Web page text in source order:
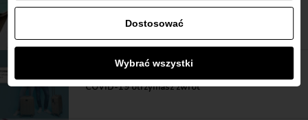
Dlaczego warto wykupić ubezpieczenie
ARTYKUŁY
Flipo: w przypadku pozytywnego testu na
COVID-19 otrzymasz zwrot
Dostosować
Wybrać wszystki